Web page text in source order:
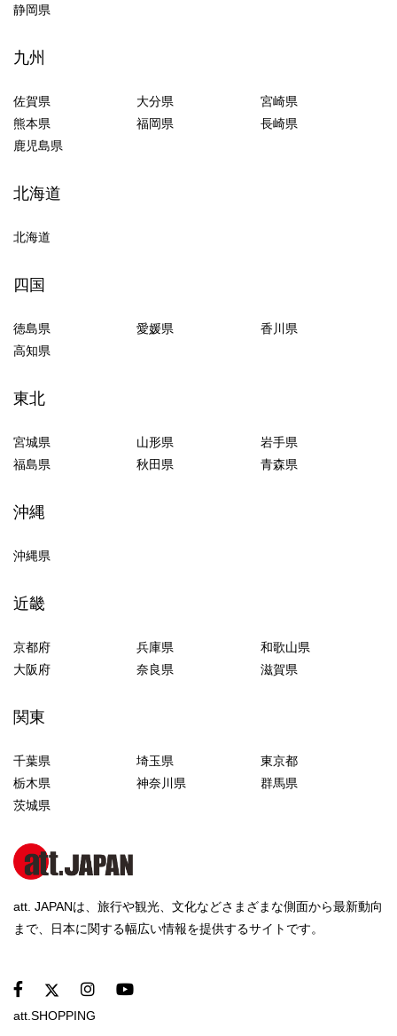
静岡県
九州
佐賀県 大分県
宮崎県
熊本県
福岡県
長崎県
鹿児島県
北海道
北海道
四国
徳島県 愛媛県
香川県
高知県
東北
宮城県 山形県
岩手県
福島県
秋田県 青森県
沖縄
沖縄県
近畿
京都府 兵庫県
和歌山県
大阪府
奈良県 滋賀県
関東
千葉県 埼玉県
東京都
栃木県
神奈川県
群馬県
茨城県
att. JAPANは、旅行や観光、文化などさまざまな側面から最新動向
まで、日本に関する幅広い情報を提供するサイトです。
att.SHOPPING